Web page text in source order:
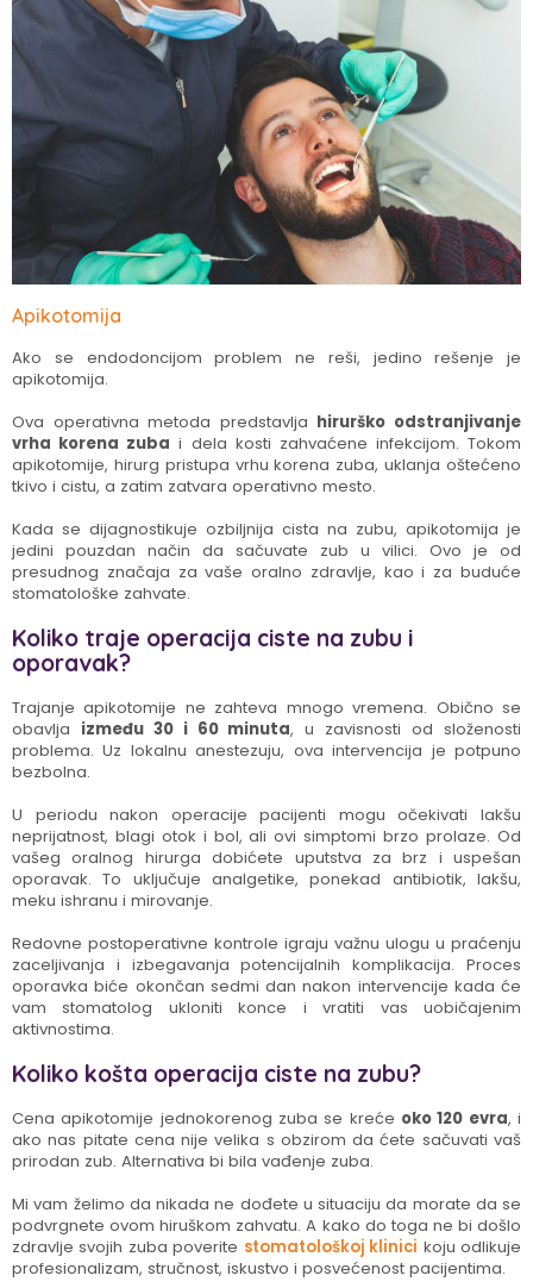
Apikotomija
Ako se endodoncijom problem ne reši, jedino rešenje je
apikotomija.
Ova operativna metoda predstavlja hirurško odstranjivanje
vrha korena zuba i dela kosti zahvaćene infekcijom. Tokom
apikotomije, hirurg pristupa vrhu korena zuba, uklanja oštećeno
tkivo i cistu, a zatim zatvara operativno mesto.
Kada se dijagnostikuje ozbiljnija cista na zubu, apikotomija je
jedini pouzdan način da sačuvate zub u vilici. Ovo je od
presudnog značaja za vaše oralno zdravlje, kao i za buduće
stomatološke zahvate.
Koliko traje operacija ciste na zubu i
oporavak?
Trajanje apikotomije ne zahteva mnogo vremena. Obično se
obavlja između 30 i 60 minuta, u zavisnosti od složenosti
problema. Uz lokalnu anestezuju, ova intervencija je potpuno
bezbolna.
U periodu nakon operacije pacijenti mogu očekivati lakšu
neprijatnost, blagi otok i bol, ali ovi simptomi brzo prolaze. Od
vašeg oralnog hirurga dobićete uputstva za brz i uspešan
oporavak. To uključuje analgetike, ponekad antibiotik, lakšu,
meku ishranu i mirovanje.
Redovne postoperativne kontrole igraju važnu ulogu u praćenju
zaceljivanja i izbegavanja potencijalnih komplikacija. Proces
oporavka biće okončan sedmi dan nakon intervencije kada će
vam stomatolog ukloniti konce i vratiti vas uobičajenim
aktivnostima.
Koliko košta operacija ciste na zubu?
Cena apikotomije jednokorenog zuba se kreće oko 120 evra, i
ako nas pitate cena nije velika s obzirom da ćete sačuvati vaš
prirodan zub. Alternativa bi bila vađenje zuba.
Mi vam želimo da nikada ne dođete u situaciju da morate da se
podvrgnete ovom hiruškom zahvatu. A kako do toga ne bi došlo
zdravlje svojih zuba poverite stomatološkoj klinici koju odlikuje
profesionalizam, stručnost, iskustvo i posvećenost pacijentima.